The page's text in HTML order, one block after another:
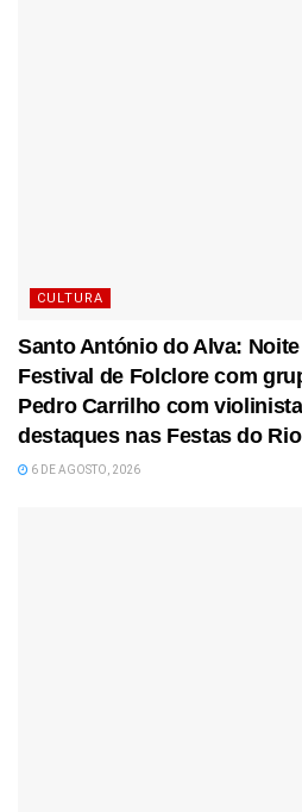
CULTURA
Santo António do Alva:
Festival de Folclore com
Pedro Carrilho com
destaques nas Festas do Rio
6 DE AGOSTO, 2026